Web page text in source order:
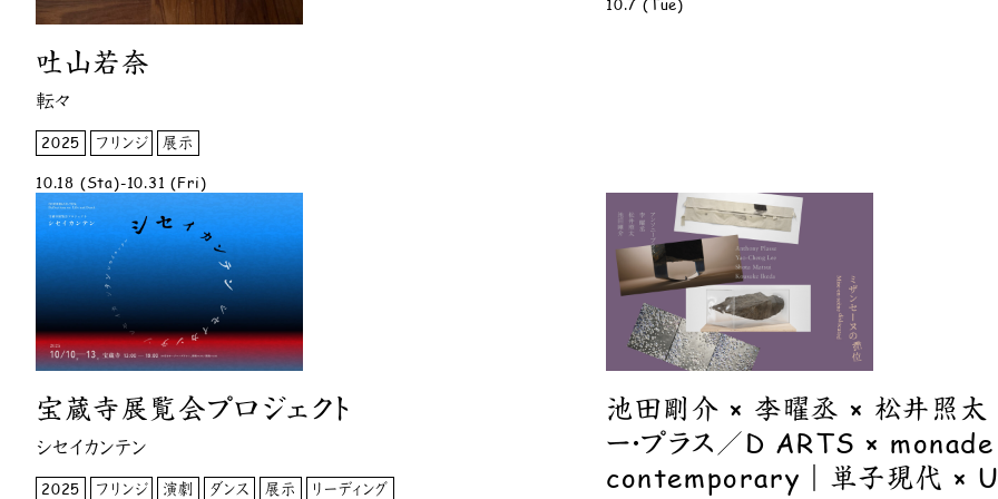
吐山若奈
転々
2025 フリンジ
展示
10.18 (Sta)-10.31 (Fri)
10.7 (Tue)
宝蔵寺展覧会プロジェクト
シセイカンテン
2025 フリンジ 演劇 ダンス 展示 リーディング
池田剛介 × 李曜丞 × 松井照太
ー・プラス／D ARTS × monade
contemporary｜単子現代 ×